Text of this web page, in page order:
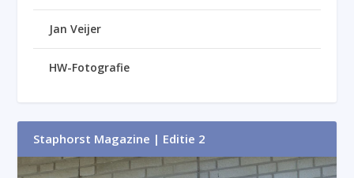
Jan Veijer
HW-Fotografie
Staphorst Magazine | Editie 2